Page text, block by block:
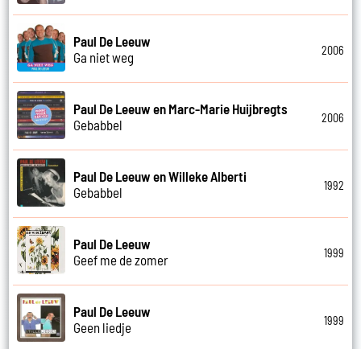
Paul De Leeuw
Ga niet weg
2006
Paul De Leeuw en Marc-Marie Huijbregts
Gebabbel
2006
Paul De Leeuw en Willeke Alberti
Gebabbel
1992
Paul De Leeuw
Geef me de zomer
1999
Paul De Leeuw
Geen liedje
1999